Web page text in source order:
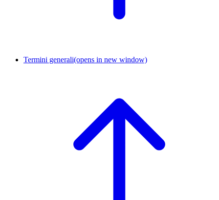
Termini generali(opens in new window)